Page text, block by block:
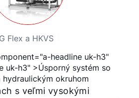
Flex a HKVS
headline uk-h3"
uk-h3" >Úsporný systém so
hydraulickým okruhom
s veľmi vysokými